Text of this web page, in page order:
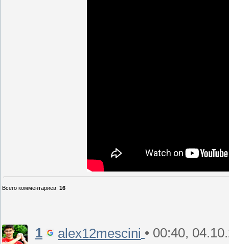
Всего комментариев: 16
1 alex12mescini • 00:40,